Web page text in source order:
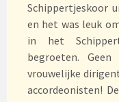
Schippertjeskoor
en het was leuk
in het
begroeten.
vrouwelijke
accordeonisten!